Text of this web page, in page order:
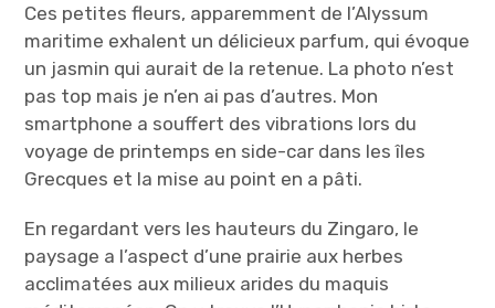
Ces petites fleurs, apparemment de l’Alyssum
maritime exhalent un délicieux parfum, qui évoque
un jasmin qui aurait de la retenue. La photo n’est
pas top mais je n’en ai pas d’autres. Mon
smartphone a souffert des vibrations lors du
voyage de printemps en side-car dans les îles
Grecques et la mise au point en a pâti.
En regardant vers les hauteurs du Zingaro, le
paysage a l’aspect d’une prairie aux herbes
acclimatées aux milieux arides du maquis